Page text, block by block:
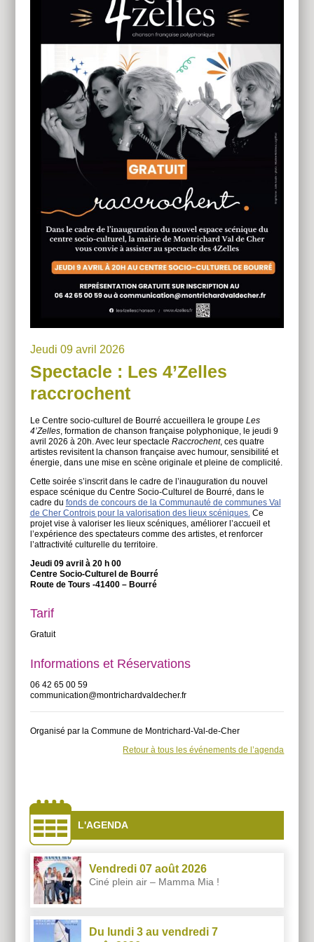
Jeudi 09 avril 2026
Spectacle : Les 4’Zelles
raccrochent
Le Centre socio-culturel de Bourré accueillera le groupe Les
4’Zelles, formation de chanson française polyphonique, le jeudi 9
avril 2026 à 20h. Avec leur spectacle Raccrochent, ces quatre
artistes revisitent la chanson française avec humour, sensibilité et
énergie, dans une mise en scène originale et pleine de complicité.
Cette soirée s’inscrit dans le cadre de l’inauguration du nouvel
espace scénique du Centre Socio-Culturel de Bourré, dans le
cadre du fonds de concours de la Communauté de communes Val
de Cher Controis pour la valorisation des lieux scéniques.Ce
projet vise à valoriser les lieux scéniques, améliorer l’accueil et
l’expérience des spectateurs comme des artistes, et renforcer
l’attractivité culturelle du territoire.
Jeudi 09 avril à 20 h 00
Centre Socio-Culturel de Bourré
Route de Tours -41400 – Bourré
Tarif
Gratuit
Informations et Réservations
06 42 65 00 59
communication@montrichardvaldecher.fr
Organisé par la Commune de Montrichard-Val-de-Cher
Retour à tous les événements de l’agenda
côtés
L'AGENDA
Vendredi 07 août 2026
Ciné plein air – Mamma Mia !
Du lundi 3 au vendredi 7